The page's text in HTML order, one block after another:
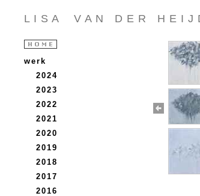
L I S A V A N D E R H E I J
werk
2024
2023
2022
2021
2020
2019
2018
2017
2016